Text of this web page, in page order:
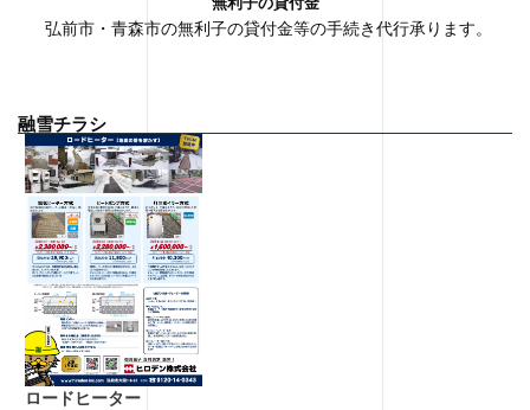
弘前市・青森市の無利子の貸付金等の手続き代行承ります。
融雪チラシ
ロードヒーター